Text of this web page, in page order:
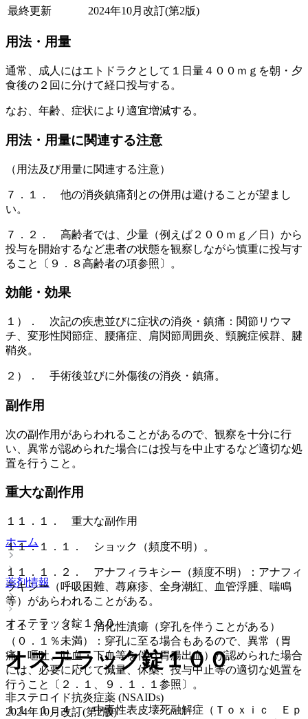
最終更新
2024年10月改訂(第2版)
用法・用量
通常、成人にはエトドラクとして１日量４００ｍｇを朝・夕
食後の２回に分けて経口投与する。
なお、年齢、症状により適宜増減する。
用法・用量に関連する注意
（用法及び用量に関連する注意）
７．１． 他の消炎鎮痛剤との併用は避けることが望まし
い。
７．２． 高齢者では、少量（例えば２００ｍｇ／日）から
投与を開始するなど患者の状態を観察しながら慎重に投与す
ること〔９．８高齢者の項参照〕。
効能・効果
１）． 次記の疾患並びに症状の消炎・鎮痛：関節リウマ
チ、変形性関節症、腰痛症、肩関節周囲炎、頸腕症候群、腱
鞘炎。
２）． 手術後並びに外傷後の消炎・鎮痛。
副作用
次の副作用があらわれることがあるので、観察を十分に行
い、異常が認められた場合には投与を中止するなど適切な処
置を行うこと。
重大な副作用
１１．１． 重大な副作用
１１．１．１． ショック（頻度不明）。
１１．１．２． アナフィラキシー（頻度不明）：アナフィ
ラキシー（呼吸困難、蕁麻疹、全身潮紅、血管浮腫、喘鳴
等）があらわれることがある。
１１．１．３． 消化性潰瘍（穿孔を伴うことがある）
（０．１％未満）：穿孔に至る場合もあるので、異常（胃
痛、嘔吐、吐血・下血等を伴う胃腸出血）が認められた場合
には、必要に応じて減量、休薬、投与中止等の適切な処置を
行うこと〔２．１、９．１．１参照〕。
１１．１．４． 中毒性表皮壊死融解症（Ｔｏｘｉｃ Ｅｐ
ホーム
薬剤情報
オステラック錠１００
オステラック錠１００
非ステロイド抗炎症薬 (NSAIDs)
2024年10月改訂(第2版)